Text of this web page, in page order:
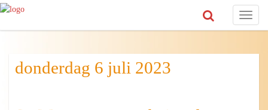
Toggle
donderdag 6 juli 2023